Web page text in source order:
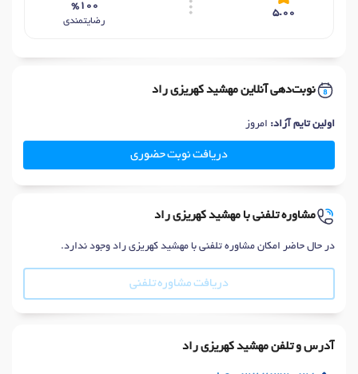
5.00
%100
رضایتمندی
نوبت‌دهی آنلاین مهشید کهریزی راد
اولین تایم آزاد: امروز
دریافت نوبت حضوری
مشاوره تلفنی با مهشید کهریزی راد
در حال حاضر امکان مشاوره تلفنی با مهشید کهریزی راد وجود ندارد.
دریافت مشاوره تلفنی
آدرس و تلفن مهشید کهریزی راد